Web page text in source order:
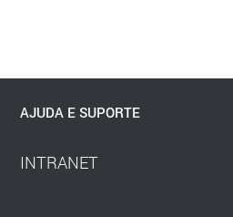
AJUDA E SUPORTE
INTRANET